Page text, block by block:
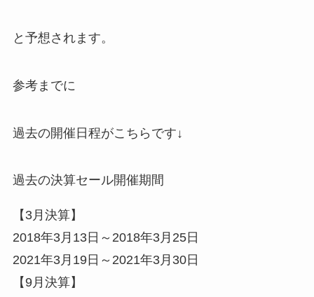
と予想されます。
参考までに
過去の開催日程がこちらです↓
過去の決算セール開催期間
【3月決算】
2018年3月13日～2018年3月25日
2021年3月19日～2021年3月30日
【9月決算】